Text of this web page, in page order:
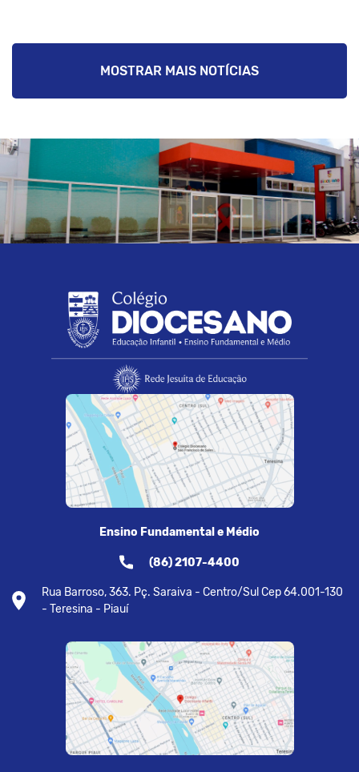
MOSTRAR MAIS NOTÍCIAS
Ensino Fundamental e Médio
(86) 2107-4400
Rua Barroso, 363. Pç. Saraiva - Centro/Sul Cep 64.001-130
- Teresina - Piauí